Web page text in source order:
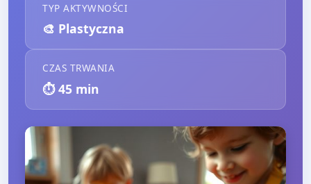
TYP AKTYWNOŚCI
🎨 Plastyczna
CZAS TRWANIA
⏱️45 min